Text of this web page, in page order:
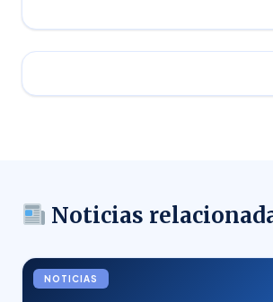
Noticias
NOTICIAS